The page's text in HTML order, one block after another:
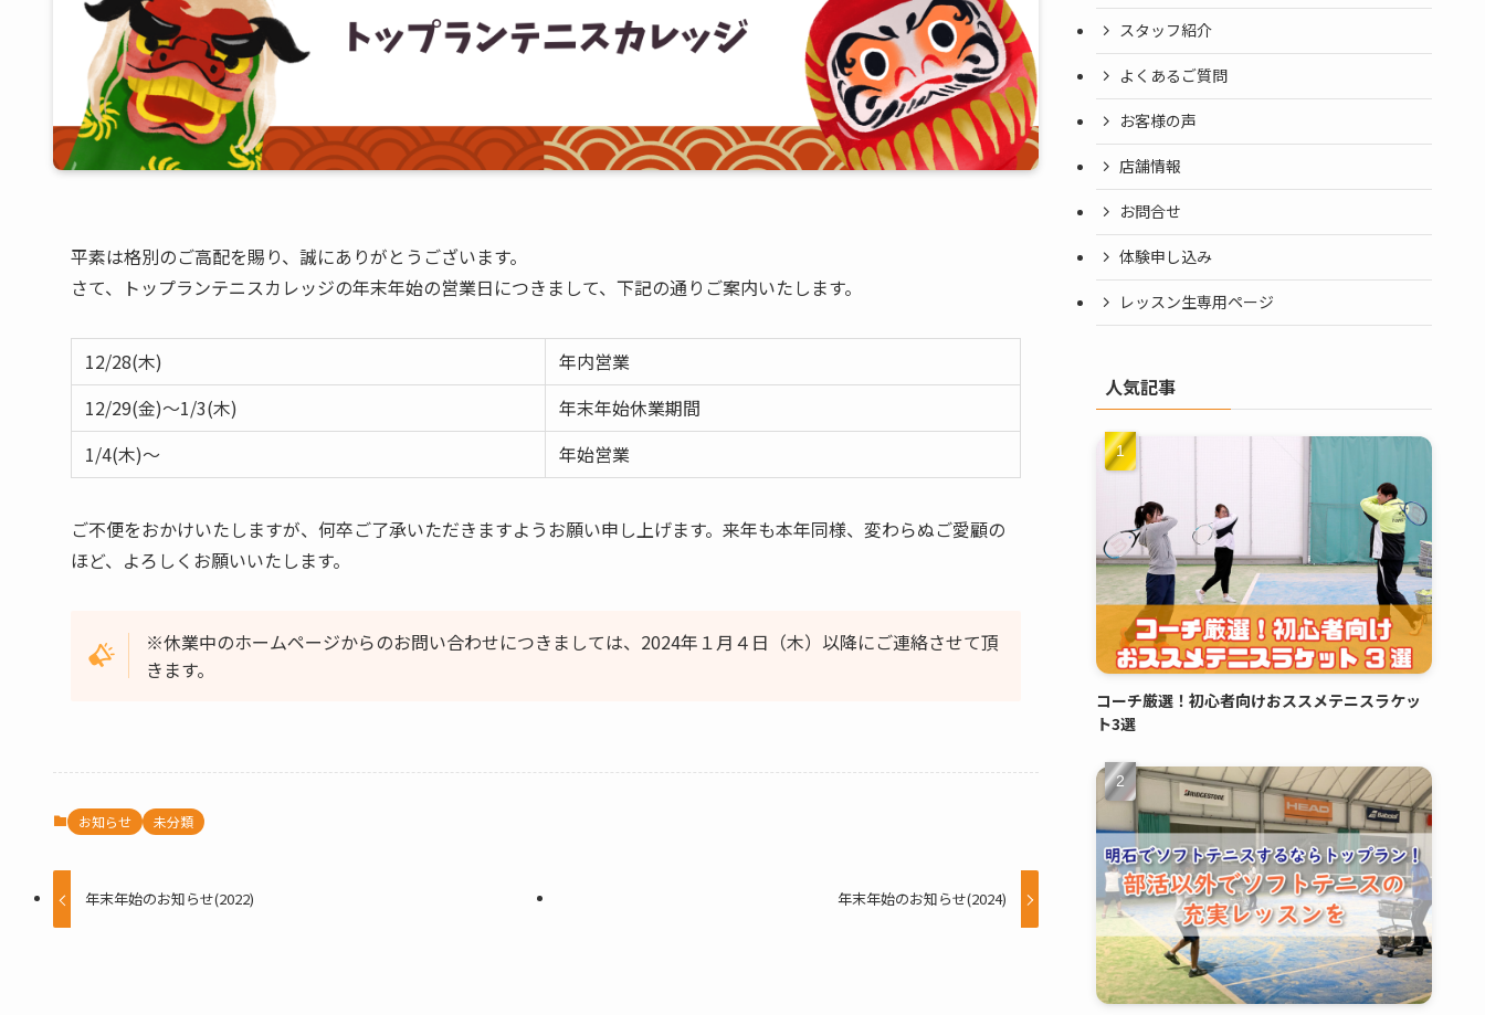
平素は格別のご高配を賜り、誠にありがとうございます。
さて、トップランテニスカレッジの年末年始の営業日につきまして、下記の通りご案内いたします。
12/28(木)
年内営業
12/29(金)〜1/3(木)
年末年始休業期間
1/4(木)〜
年始営業
ご不便をおかけいたしますが、何卒ご了承いただきますようお願い申し上げます。来年も本年同様、変わらぬご愛顧の
ほど、よろしくお願いいたします。
※休業中のホームページからのお問い合わせにつきましては、2024年１月４日（木）以降にご連絡させて頂
きます。
お知らせ 未分類
年末年始のお知らせ(2022) 年末年始のお知らせ(2024)
スタッフ紹介
よくあるご質問
お客様の声
店舗情報
お問合せ
体験申し込み
レッスン生専用ページ
人気記事
コーチ厳選！初心者向けおススメテニスラケッ
ト3選